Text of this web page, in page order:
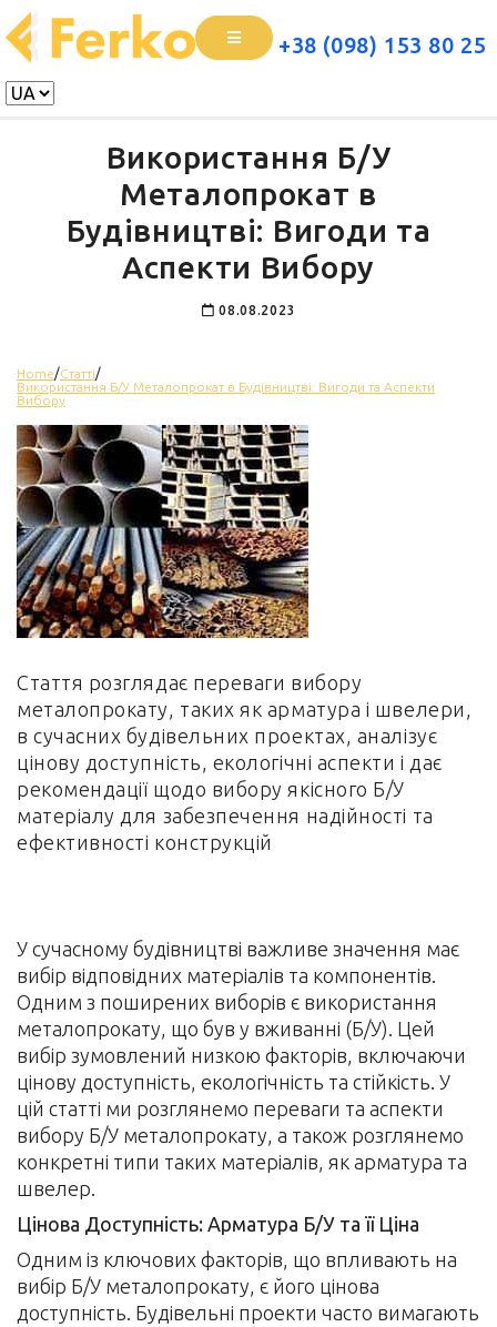
+38 (098) 153 80 25
Використання Б/У
Металопрокат в
Будівництві: Вигоди та
Аспекти Вибору
08.08.2023
Home/Статті/
Використання Б/У Металопрокат в Будівництві: Вигоди та Аспекти
Вибору
Стаття розглядає переваги вибору
металопрокату, таких як арматура і швелери,
в сучасних будівельних проектах, аналізує
цінову доступність, екологічні аспекти і дає
рекомендації щодо вибору якісного Б/У
матеріалу для забезпечення надійності та
ефективності конструкцій
У сучасному будівництві важливе значення має
вибір відповідних матеріалів та компонентів.
Одним з поширених виборів є використання
металопрокату, що був у вживанні (Б/У). Цей
вибір зумовлений низкою факторів, включаючи
цінову доступність, екологічність та стійкість. У
цій статті ми розглянемо переваги та аспекти
вибору Б/У металопрокату, а також розглянемо
конкретні типи таких матеріалів, як арматура та
швелер.
Цінова Доступність: Арматура Б/У та її Ціна
Одним із ключових факторів, що впливають на
вибір Б/У металопрокату, є його цінова
доступність. Будівельні проекти часто вимагають